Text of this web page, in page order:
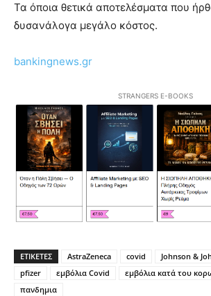
Τα όποια θετικά αποτελέσματα που
δυσανάλογα μεγάλο κόστος.
bankingnews.gr
STRANGERS E-BOOKS
ΕΤΙΚΕΤΕΣ AstraZeneca covid Johnson &
pfizer
εμβόλια Covid εμβόλια κατά του
πανδημια